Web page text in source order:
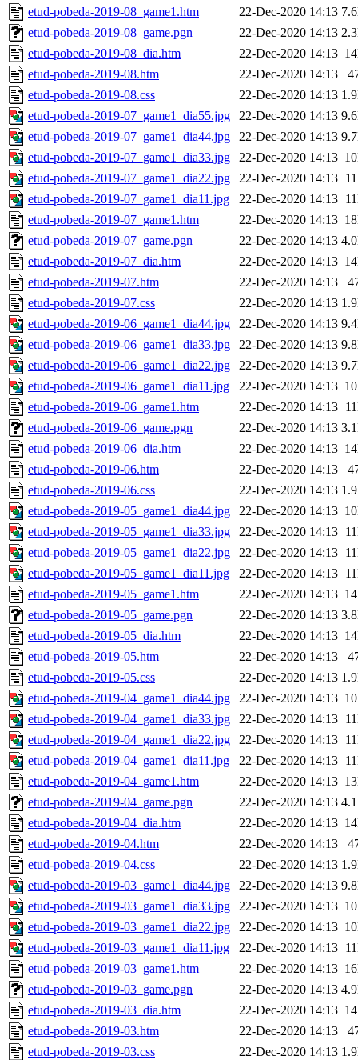
etud-pobeda-2019-08_game1.htm
22-Dec-2020 14:13
etud-pobeda-2019-08_game.pgn
22-Dec-2020 14:13
etud-pobeda-2019-08_dia.htm
22-Dec-2020 14:13
etud-pobeda-2019-08.htm
22-Dec-2020 14:13
etud-pobeda-2019-08.css
22-Dec-2020 14:13
etud-pobeda-2019-07_game1_dia55.jpg
22-Dec-2020 14:13
etud-pobeda-2019-07_game1_dia44.jpg
22-Dec-2020 14:13
etud-pobeda-2019-07_game1_dia33.jpg
22-Dec-2020 14:13
etud-pobeda-2019-07_game1_dia22.jpg
22-Dec-2020 14:13
etud-pobeda-2019-07_game1_dia11.jpg
22-Dec-2020 14:13
etud-pobeda-2019-07_game1.htm
22-Dec-2020 14:13
etud-pobeda-2019-07_game.pgn
22-Dec-2020 14:13
etud-pobeda-2019-07_dia.htm
22-Dec-2020 14:13
etud-pobeda-2019-07.htm
22-Dec-2020 14:13
etud-pobeda-2019-07.css
22-Dec-2020 14:13
etud-pobeda-2019-06_game1_dia44.jpg
22-Dec-2020 14:13
etud-pobeda-2019-06_game1_dia33.jpg
22-Dec-2020 14:13
etud-pobeda-2019-06_game1_dia22.jpg
22-Dec-2020 14:13
etud-pobeda-2019-06_game1_dia11.jpg
22-Dec-2020 14:13
etud-pobeda-2019-06_game1.htm
22-Dec-2020 14:13
etud-pobeda-2019-06_game.pgn
22-Dec-2020 14:13
etud-pobeda-2019-06_dia.htm
22-Dec-2020 14:13
etud-pobeda-2019-06.htm
22-Dec-2020 14:13
etud-pobeda-2019-06.css
22-Dec-2020 14:13
etud-pobeda-2019-05_game1_dia44.jpg
22-Dec-2020 14:13
etud-pobeda-2019-05_game1_dia33.jpg
22-Dec-2020 14:13
etud-pobeda-2019-05_game1_dia22.jpg
22-Dec-2020 14:13
etud-pobeda-2019-05_game1_dia11.jpg
22-Dec-2020 14:13
etud-pobeda-2019-05_game1.htm
22-Dec-2020 14:13
etud-pobeda-2019-05_game.pgn
22-Dec-2020 14:13
etud-pobeda-2019-05_dia.htm
22-Dec-2020 14:13
etud-pobeda-2019-05.htm
22-Dec-2020 14:13
etud-pobeda-2019-05.css
22-Dec-2020 14:13
etud-pobeda-2019-04_game1_dia44.jpg
22-Dec-2020 14:13
etud-pobeda-2019-04_game1_dia33.jpg
22-Dec-2020 14:13
etud-pobeda-2019-04_game1_dia22.jpg
22-Dec-2020 14:13
etud-pobeda-2019-04_game1_dia11.jpg
22-Dec-2020 14:13
etud-pobeda-2019-04_game1.htm
22-Dec-2020 14:13
etud-pobeda-2019-04_game.pgn
22-Dec-2020 14:13
etud-pobeda-2019-04_dia.htm
22-Dec-2020 14:13
etud-pobeda-2019-04.htm
22-Dec-2020 14:13
etud-pobeda-2019-04.css
22-Dec-2020 14:13
etud-pobeda-2019-03_game1_dia44.jpg
22-Dec-2020 14:13
etud-pobeda-2019-03_game1_dia33.jpg
22-Dec-2020 14:13
etud-pobeda-2019-03_game1_dia22.jpg
22-Dec-2020 14:13
etud-pobeda-2019-03_game1_dia11.jpg
22-Dec-2020 14:13
etud-pobeda-2019-03_game1.htm
22-Dec-2020 14:13
etud-pobeda-2019-03_game.pgn
22-Dec-2020 14:13
etud-pobeda-2019-03_dia.htm
22-Dec-2020 14:13
etud-pobeda-2019-03.htm
22-Dec-2020 14:13
etud-pobeda-2019-03.css
22-Dec-2020 14:13